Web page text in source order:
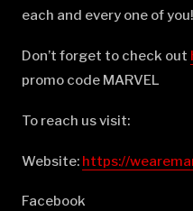
each and every one of you!
Don’t forget to check out
promo code MARVEL
To reach us visit:
Website: ⁠⁠⁠⁠⁠⁠⁠⁠⁠⁠⁠⁠⁠⁠⁠⁠⁠⁠⁠⁠⁠⁠⁠⁠⁠⁠⁠⁠⁠⁠⁠⁠⁠⁠⁠⁠⁠⁠⁠⁠⁠⁠⁠⁠⁠⁠⁠⁠⁠⁠⁠⁠⁠⁠⁠⁠⁠⁠⁠⁠⁠⁠⁠⁠⁠⁠⁠⁠⁠⁠⁠⁠⁠⁠⁠⁠⁠https://
Facebook